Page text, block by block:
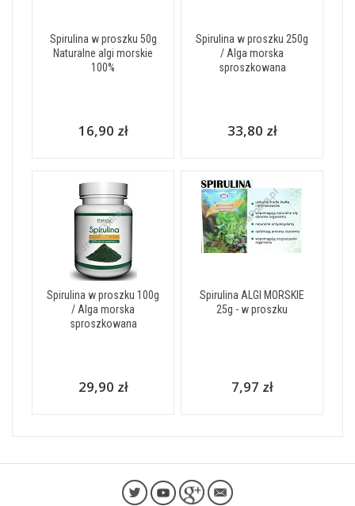
Spirulina w proszku 50g
Naturalne algi morskie
100%
16,90 zł
Spirulina w proszku 250g
/ Alga morska
sproszkowana
33,80 zł
Spirulina w proszku 100g
/ Alga morska
sproszkowana
29,90 zł
Spirulina ALGI MORSKIE
25g - w proszku
7,97 zł